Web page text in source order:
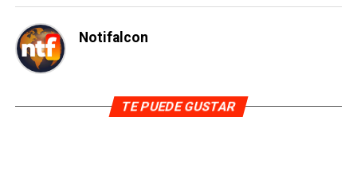
Notifalcon
TE PUEDE GUSTAR